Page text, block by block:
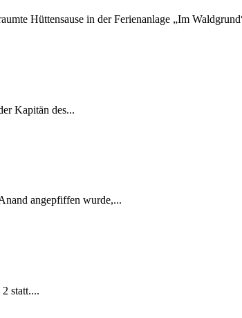
Hüttensause in der Ferienanlage „Im
Kapitän des...
angepfiffen wurde,...
statt....